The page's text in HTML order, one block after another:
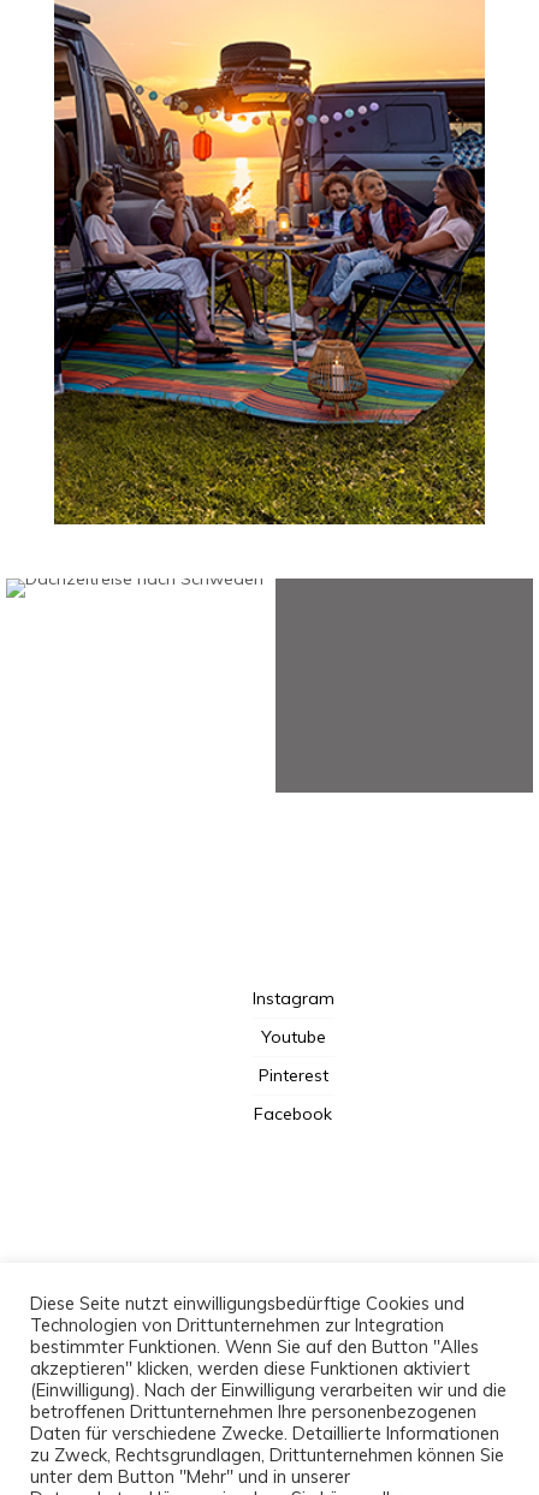
Instagram
Youtube
Pinterest
Facebook
Datenschutzerklärung
Newsletter
Impressum
Diese Seite nutzt einwilligungsbedürftige Cookies und
Technologien von Drittunternehmen zur Integration
bestimmter Funktionen. Wenn Sie auf den Button "Alles
akzeptieren" klicken, werden diese Funktionen aktiviert
(Einwilligung). Nach der Einwilligung verarbeiten wir und die
betroffenen Drittunternehmen Ihre personenbezogenen
Daten für verschiedene Zwecke. Detaillierte Informationen
zu Zweck, Rechtsgrundlagen, Drittunternehmen können Sie
unter dem Button "Mehr" und in unserer